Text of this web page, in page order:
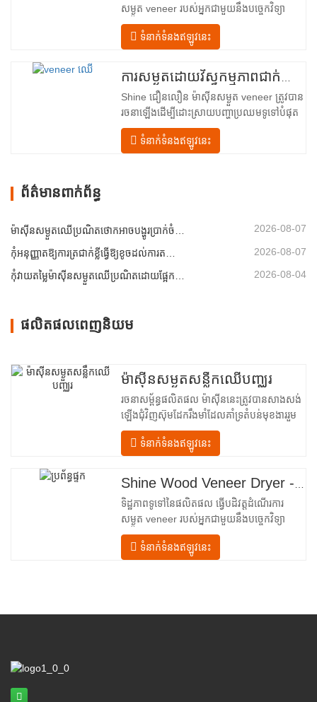
សម្ងួត veneer របស់អ្នកជាមួយនឹងបច្ចេកវិទ្យា
កម្រិតខ្ពស់ Shenghuai The Shine
Roller ម៉ាស៊ីនសម្ងួត veneer តំណាងឱ្យរបក
រចនាឡើងសម្រាប់ក្រុមហ៊ុនផលិតក្តារបន្ទះ រោង
ម៉ាស៊ីនកិនឈើ និងកន្លែងផលិតគ្រឿងសង្ហារិម
ទំនើបទាន់សម័យនេះ …
ទំនាក់ទំនងឥឡូវនេះ
ការសម្ងួតដោយវិស្វកម្មភាពជាក់លាក់សម្រាប់គុណភាព និងទិន្នផលឈើល្អបំផុត
Shine ជឿនលឿន ម៉ាស៊ីនសម្ងួត veneer ត្រូវបាន
រចនាឡើងដើម្បីដោះស្រាយបញ្ហាប្រឈមទូទៅបំផុត
នៅក្នុង ការស្ងួត veneer៖ សំណើមមិនស្មើគ្នា
ថាមពលគ្មានប្រសិទ្ធភាព និងហានិភ័យនៃពិការភាព
ទំនាក់ទំនងឥឡូវនេះ
ព័ត៌មានពាក់ព័ន្ធ
2026-08-07
2026-08-07
2026-08-04
ផលិតផលពេញនិយម
ម៉ាស៊ីនសម្ងួតសន្លឹកឈើបញ្ឈរ
រចនាសម្ព័ន្ធផលិតផល ម៉ាស៊ីននេះត្រូវបានសាងសង់
ឡើងជុំវិញស៊ុមដែករឹងមាំដែលគាំទ្រតំបន់មុខងាររួម
បញ្ចូលគ្នាចំនួនបួន ដែលត្រូវបានរៀបចំជា
លំហូរលីនេអ៊ែរពីការបញ្ចូលទៅការបញ្ចេញ។ ផ្នែក
ការតម្រឹមច្បាស់លាស់ដែលដឹកនាំសន្លឹកឈើប្រណិត
ទំនាក់ទំនងឥឡូវនេះ
ទិដ្ឋភាពទូទៅនៃផលិតផល ធ្វើបដិវត្តដំណើរការ
សម្ងួត veneer របស់អ្នកជាមួយនឹងបច្ចេកវិទ្យា
កម្រិតខ្ពស់ Shenghuai The Shine
Roller ម៉ាស៊ីនសម្ងួត veneer តំណាងឱ្យរបក
ទំនើបទាន់សម័យនេះ
ទំនាក់ទំនងឥឡូវនេះ